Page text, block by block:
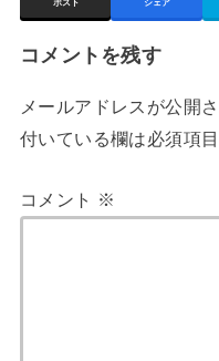
ポスト シェア
コメントを残す
メールアドレスが公開
付いている欄は必須項
コメント ※